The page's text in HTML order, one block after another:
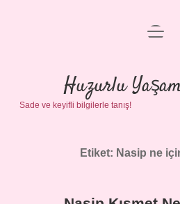
Anasayfa
Gizlilik
Yasal Uyarı
menüyü
Huzurlu
Sade ve keyifli bilgilerle tanış!
Etiket: Nasip ne